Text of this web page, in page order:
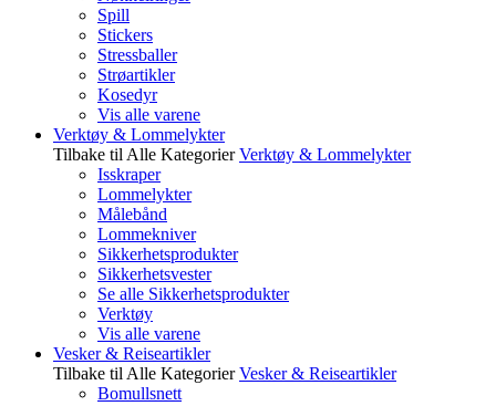
Spill
Stickers
Stressballer
Strøartikler
Kosedyr
Vis alle varene
Verktøy & Lommelykter
Tilbake til Alle Kategorier Verktøy & Lommelykter
Isskraper
Lommelykter
Målebånd
Lommekniver
Sikkerhetsprodukter
Sikkerhetsvester
Se alle Sikkerhetsprodukter
Verktøy
Vis alle varene
Vesker & Reiseartikler
Tilbake til Alle Kategorier Vesker & Reiseartikler
Bomullsnett